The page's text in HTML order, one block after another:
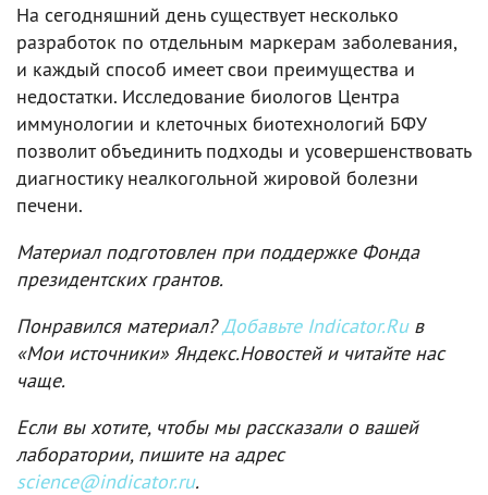
На сегодняшний день существует несколько
разработок по отдельным маркерам заболевания,
и каждый способ имеет свои преимущества и
недостатки. Исследование биологов Центра
иммунологии и клеточных биотехнологий БФУ
позволит объединить подходы и усовершенствовать
диагностику неалкогольной жировой болезни
печени.
Материал подготовлен при поддержке Фонда
президентских грантов.
Понравился материал?Добавьте Indicator.Ruв
«Мои источники» Яндекс.Новостей и читайте нас
чаще.
Если вы хотите, чтобы мы рассказали о вашей
лаборатории, пишите на адрес
science@indicator.ru.